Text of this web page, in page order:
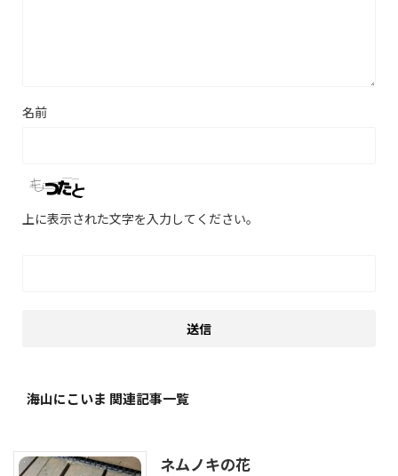
名前
上に表示された文字を入力してください。
海山にこいま 関連記事一覧
ネムノキの花